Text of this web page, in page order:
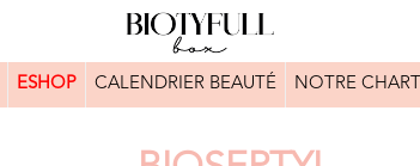
ESHOP CALENDRIER BEAUTÉ NOTRE